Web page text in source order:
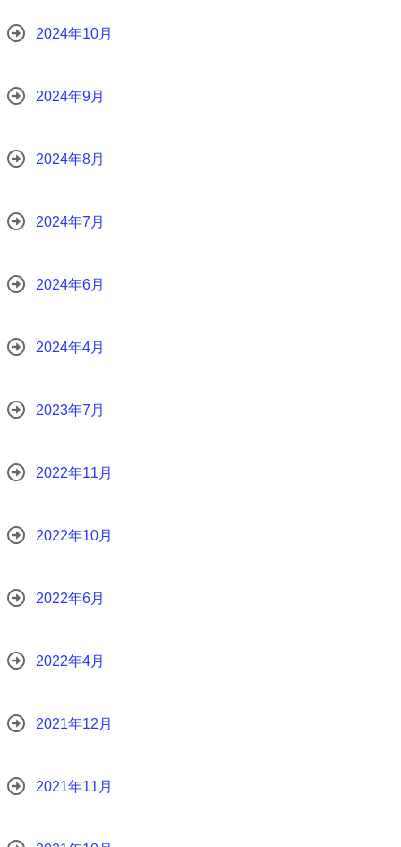
2024年10月
2024年9月
2024年8月
2024年7月
2024年6月
2024年4月
2023年7月
2022年11月
2022年10月
2022年6月
2022年4月
2021年12月
2021年11月